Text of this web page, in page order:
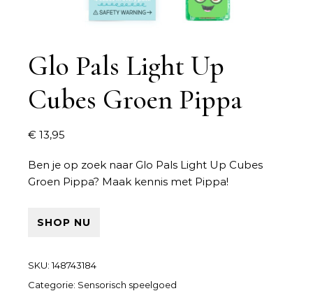
Glo Pals Light Up
Cubes Groen Pippa
€ 13,95
Ben je op zoek naar Glo Pals Light Up Cubes
Groen Pippa? Maak kennis met Pippa!
SHOP NU
SKU:148743184
Categorie: Sensorisch speelgoed